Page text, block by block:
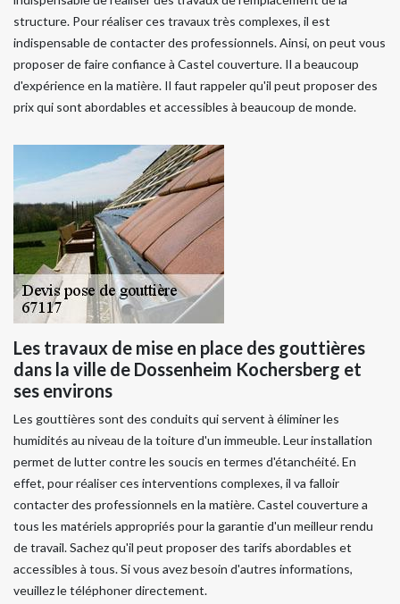
structure. Pour réaliser ces travaux très complexes, il est
indispensable de contacter des professionnels. Ainsi, on peut vous
proposer de faire confiance à Castel couverture. Il a beaucoup
d'expérience en la matière. Il faut rappeler qu'il peut proposer des
prix qui sont abordables et accessibles à beaucoup de monde.
Les travaux de mise en place des gouttières
dans la ville de Dossenheim Kochersberg et
ses environs
Les gouttières sont des conduits qui servent à éliminer les
humidités au niveau de la toiture d'un immeuble. Leur installation
permet de lutter contre les soucis en termes d'étanchéité. En
effet, pour réaliser ces interventions complexes, il va falloir
contacter des professionnels en la matière. Castel couverture a
tous les matériels appropriés pour la garantie d'un meilleur rendu
de travail. Sachez qu'il peut proposer des tarifs abordables et
accessibles à tous. Si vous avez besoin d'autres informations,
veuillez le téléphoner directement.